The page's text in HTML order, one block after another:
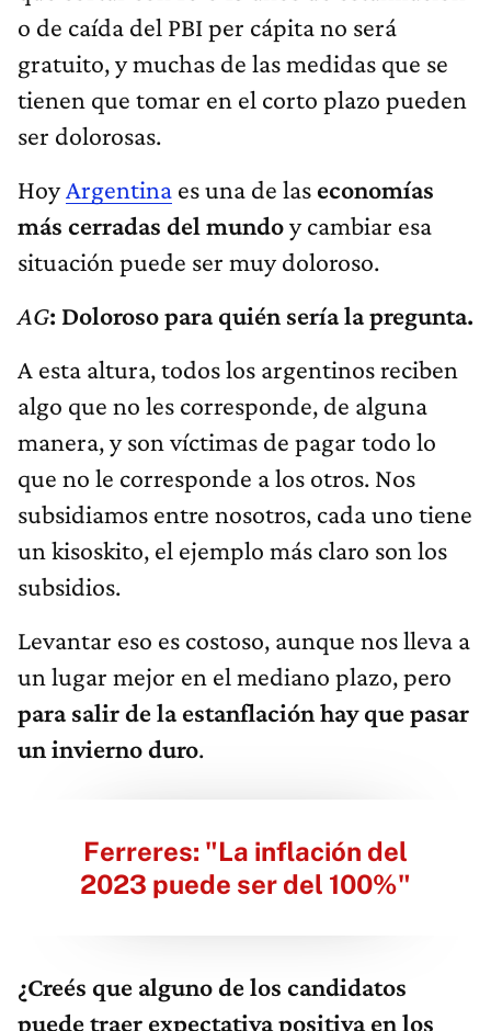
o de caída del PBI per cápita no será
gratuito, y muchas de las medidas que se
tienen que tomar en el corto plazo pueden
ser dolorosas.
HoyArgentina es una de las economías
más cerradas del mundoy cambiar esa
situación puede ser muy doloroso.
AG: Doloroso para quién sería la pregunta.
A esta altura, todos los argentinos reciben
algo que no les corresponde, de alguna
manera, y son víctimas de pagar todo lo
que no le corresponde a los otros. Nos
subsidiamos entre nosotros, cada uno tiene
un kisoskito, el ejemplo más claro son los
subsidios.
Levantar eso es costoso, aunque nos lleva a
un lugar mejor en el mediano plazo, pero
para salir de la estanflación hay que pasar
un invierno duro.
Ferreres: "La inflación del
2023 puede ser del 100%"
¿Creés que alguno de los candidatos
puede traer expectativa positiva en los